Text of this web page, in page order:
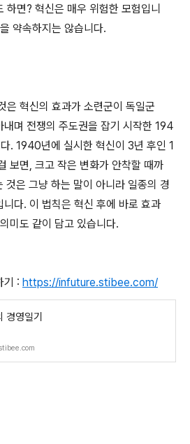
하면? 혁신은 매우 위험한 모험입니
약속하지는 않습니다.
은 혁신의 효과가 소련군이 독일군
내며 전쟁의 주도권을 잡기 시작한 194
. 1940년에 실시한 혁신이 3년 후인 1
보면, 크고 작은 변화가 안착할 때까
것은 그냥 하는 말이 아니라 일종의 경
다. 이 법칙은 혁신 후에 바로 효과
미도 같이 담고 있습니다.
기 : https://infuture.stibee.com/
경영일기